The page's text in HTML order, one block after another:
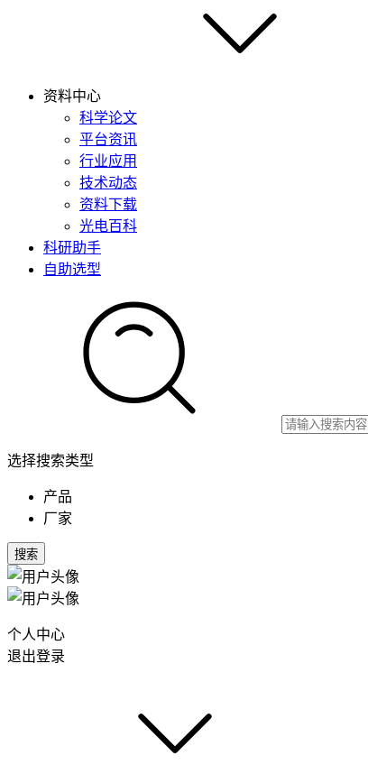
资料中心
科学论文
平台资讯
行业应用
技术动态
资料下载
光电百科
科研助手
自助选型
选择搜索类型
产品
厂家
搜索
个人中心
退出登录